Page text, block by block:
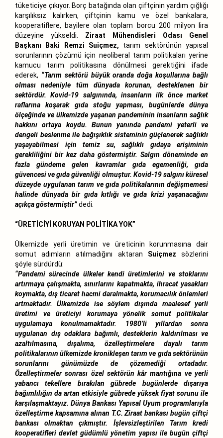
tüketiciye çıkıyor. Borç batağında olan çiftçinin yardım çığlığı
karşılıksız kalırken, çiftçinin kamu ve özel bankalara,
kooperatiflere, bayilere olan toplam borcu 200 milyon lira
düzeyine yükseldi. Ziraat Mühendisleri Odası Genel
Başkanı Baki Remzi Suiçmez, tarım sektörünün yapısal
sorunlarının çözümü için neoliberal tarım politikaları yerine
kamucu tarım politikasına dönülmesi gerektiğini ifade
ederek, “Tarım sektörü büyük oranda doğa koşullarına bağlı
olması nedeniyle tüm dünyada korunan, desteklenen bir
sektördür. Kovid-19 salgınında, insanların ilk önce market
raflarına koşarak gıda stoğu yapması, bugünlerde dünya
ölçeğinde ve ülkemizde yaşanan pandeminin insanların sağlık
hakkını ortaya koydu. Bunun yanında pandemi yeterli ve
dengeli beslenme ile bağışıklık sisteminin güçlenerek sağlıklı
yaşayabilmesi için temiz su, sağlıklı gıdaya erişiminin
gerekliliğini bir kez daha göstermiştir. Salgın döneminde en
fazla gündeme gelen kavramlar gıda egemenliği, gıda
güvencesi ve gıda güvenliği olmuştur. Kovid-19 salgını küresel
düzeyde uygulanan tarım ve gıda politikalarının değişmemesi
halinde dünyada bir gıda kıtlığı ve gıda krizi yaşanacağını
açıkça göstermiştir”dedi.
“ÜRETİCİYİ KORUYAN POLİTİKA YOK”
Ülkemizde yerli üretimin ve üreticinin korunmasına dair
somut adımların atılmadığını aktaran Suiçmez sözlerini
şöyle sürdürdü:
“Pandemi sürecinde ülkeler kendi üretimlerini ve stoklarını
artırmaya çalışmakta, sınırlarını kapatmakta, ihracat yasakları
koymakta, dış ticaret hacmi daralmakta, korumacılık önlemleri
artmaktadır. Ülkemizde ise söylem dışında maalesef yerli
üretimi ve üreticiyi korumaya yönelik somut politikalar
uygulamaya konulmamaktadır. 1980’li yıllardan sonra
uygulanan dış odaklara bağımlı, desteklerin kaldırılması ve
azaltılmasına, dışalıma, özelleştirmelere dayalı tarım
politikalarının ülkemizde kronikleşen tarım ve gıda sektörünün
sorunlarını günümüzde de çözemediği ortadadır.
Özelleştirmeler sonrası özel sektörün kâr mantığına ve yerli
yabancı tekellere bırakılan gübrede bugünlerde dışarıya
bağımlılığın da artan etkisiyle gübrede yüksek fiyat sorunu ile
karşılaşmaktayız. Dünya Bankası Yapısal Uyum programlarıyla
özelleştirme kapsamına alınan T.C. Ziraat bankası bugün çiftçi
bankası olmaktan çıkmıştır. İşlevsizleştirilen Tarım kredi
kooperatifleri devlet güdümlü yönetim yapısı ile bugün çiftçi